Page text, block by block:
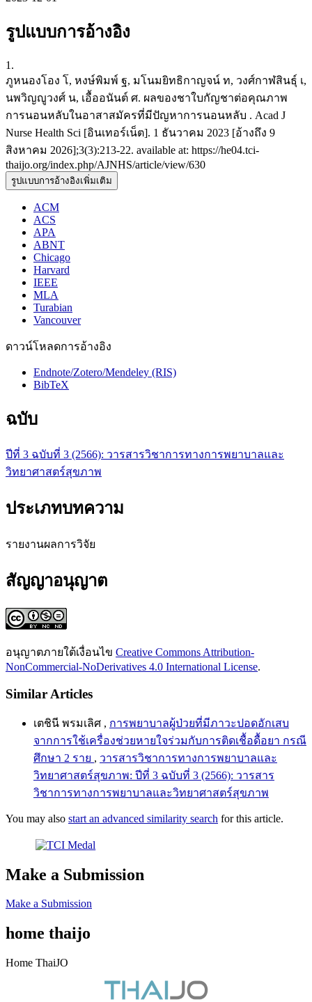
รูปแบบการอ้างอิง
1.
ภูหนองโอง โ, หงษ์พิมพ์ ฐ, มโนมยิทธิกาญจน์ ท, วงศ์กาฬสินธุ์ เ,
นพวิญญูวงศ์ น, เอื้ออนันต์ ศ. ผลของชาใบกัญชาต่อคุณภาพ
การนอนหลับในอาสาสมัครที่มีปัญหาการนอนหลับ . Acad J
Nurse Health Sci [อินเทอร์เน็ต]. 1 ธันวาคม 2023 [อ้างถึง 9
สิงหาคม 2026];3(3):213-22. available at: https://he04.tci-
thaijo.org/index.php/AJNHS/article/view/630
รูปแบบการอ้างอิงเพิ่มเติม
ACM
ACS
APA
ABNT
Chicago
Harvard
IEEE
MLA
Turabian
Vancouver
ดาวน์โหลดการอ้างอิง
Endnote/Zotero/Mendeley (RIS)
BibTeX
ฉบับ
ปีที่ 3 ฉบับที่ 3 (2566): วารสารวิชาการทางการพยาบาลและ
วิทยาศาสตร์สุขภาพ
ประเภทบทความ
รายงานผลการวิจัย
สัญญาอนุญาต
อนุญาตภายใต้เงื่อนไข Creative Commons Attribution-
NonCommercial-NoDerivatives 4.0 International License.
Similar Articles
เตชินี พรมเลิศ , การพยาบาลผู้ป่วยที่มีภาวะปอดอักเสบ
จากการใช้เครื่องช่วยหายใจร่วมกับการติดเชื้อดื้อยา กรณี
ศึกษา 2 ราย , วารสารวิชาการทางการพยาบาลและ
วิทยาศาสตร์สุขภาพ: ปีที่ 3 ฉบับที่ 3 (2566): วารสาร
วิชาการทางการพยาบาลและวิทยาศาสตร์สุขภาพ
You may also start an advanced similarity search for this article.
Make a Submission
Make a Submission
home thaijo
Home ThaiJO